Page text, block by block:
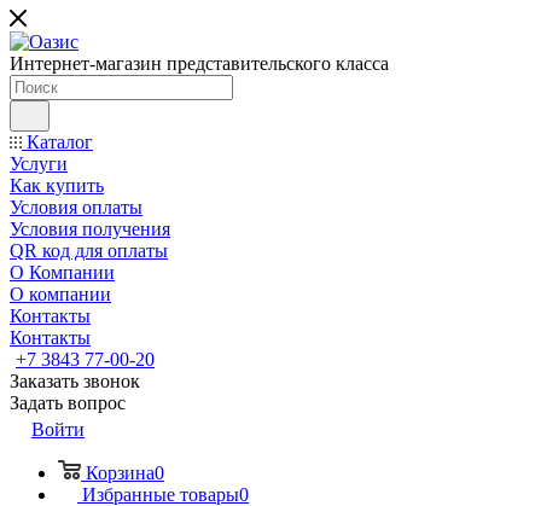
Интернет-магазин представительского класса
Каталог
Услуги
Как купить
Условия оплаты
Условия получения
QR код для оплаты
О Компании
О компании
Контакты
Контакты
+7 3843 77-00-20
Заказать звонок
Задать вопрос
Войти
Корзина0
Избранные товары0